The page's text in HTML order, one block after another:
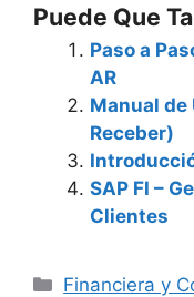
Puede Que
Paso a
AR
Manual de
Receber)
SAP FI –
Clientes
Categories
Financiera y